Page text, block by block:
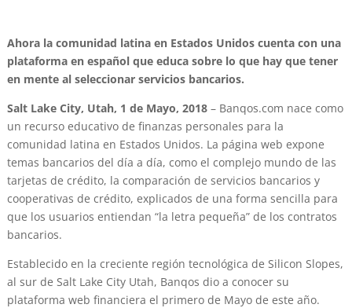
Ahora la comunidad latina en Estados Unidos cuenta con una
plataforma en español que educa sobre lo que hay que tener
en mente al seleccionar servicios bancarios.
Salt Lake City, Utah, 1 de Mayo, 2018– Banqos.com nace como
un recurso educativo de finanzas personales para la
comunidad latina en Estados Unidos. La página web expone
temas bancarios del día a día, como el complejo mundo de las
tarjetas de crédito, la comparación de servicios bancarios y
cooperativas de crédito, explicados de una forma sencilla para
que los usuarios entiendan “la letra pequeña” de los contratos
bancarios.
Establecido en la creciente región tecnológica de Silicon Slopes,
al sur de Salt Lake City Utah, Banqos dio a conocer su
plataforma web financiera el primero de Mayo de este año.